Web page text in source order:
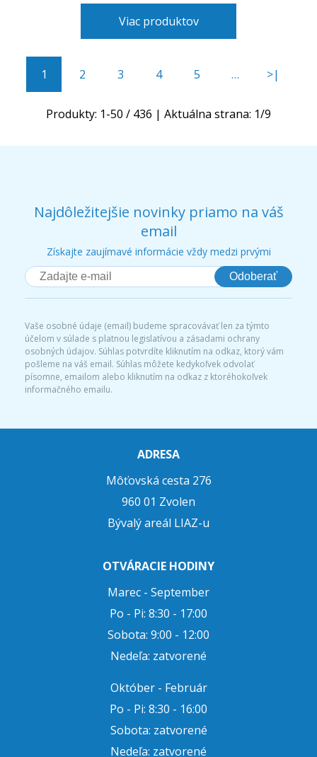
Viac produktov
1 2 3 4 5 … >|
Produkty: 1-50 / 436 | Aktuálna strana: 1/9
Najdôležitejšie novinky priamo na váš
email
Získajte zaujímavé informácie vždy medzi prvými
Odoberať
Vaše osobné údaje (email) budeme spracovávať len za týmto
účelom v súlade s platnou legislatívou a zásadami ochrany
osobných údajov. Súhlas potvrdíte kliknutím na odkaz, ktorý vám
pošleme na váš email. Súhlas môžete kedykoľvek odvolať
písomne, emailom alebo kliknutím na odkaz z ktoréhokoľvek
informačného emailu.
ADRESA
Môťovská cesta 276
960 01 Zvolen
Bývalý areál LIAZ-u
OTVÁRACIE HODINY
Marec - September
Po - Pi: 8:30 - 17:00
Sobota: 9:00 - 12:00
Nedeľa: zatvorené
Október - Február
Po - Pi: 8:30 - 16:00
Sobota: zatvorené
Nedeľa: zatvorené